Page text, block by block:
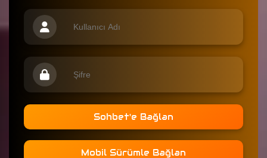
Sohbet'e Bağlan
Mobil Sürümle Bağlan